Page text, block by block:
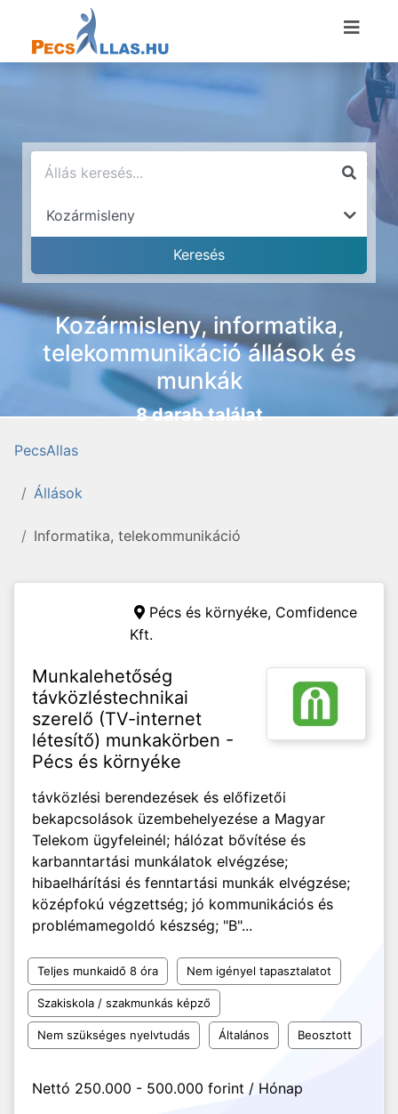
Kozármisleny, informatika,
telekommunikáció állások és
munkák
8 darab találat
PecsAllas
Állások
Informatika, telekommunikáció
Pécs és környéke, Comfidence
Kft.
Munkalehetőség
távközléstechnikai
szerelő (TV-internet
létesítő) munkakörben -
Pécs és környéke
távközlési berendezések és előfizetői
bekapcsolások üzembehelyezése a Magyar
Telekom ügyfeleinél; hálózat bővítése és
karbanntartási munkálatok elvégzése;
hibaelhárítási és fenntartási munkák elvégzése;
középfokú végzettség; jó kommunikációs és
problémamegoldó készség; "B"...
Teljes munkaidő 8 óra Nem igényel tapasztalatot
Szakiskola / szakmunkás képző
Nem szükséges nyelvtudás Általános Beosztott
Nettó 250.000 - 500.000 forint / Hónap